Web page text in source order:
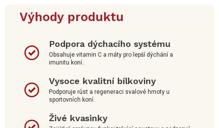
Výhody produktu
Podpora dýchacího systému
Obsahuje vitamin C a máty pro lepší dýchání a
imunitu koní.
Vysoce kvalitní bílkoviny
Podporuje růst a regeneraci svalové hmoty u
sportovních koní.
Živé kvasinky